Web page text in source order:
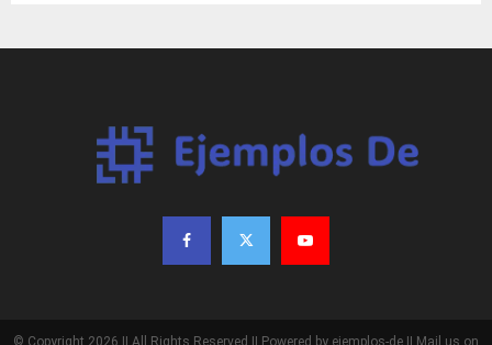
© Copyright 2026 || All Rights Reserved || Powered by ejemplos-de || Mail us on